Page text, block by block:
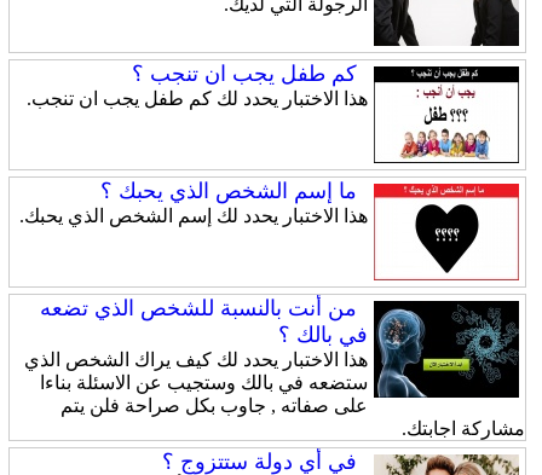
الرجولة التي لديك.
كم طفل يجب ان تنجب ؟
هذا الاختبار يحدد لك كم طفل يجب ان تنجب.
ما إسم الشخص الذي يحبك ؟
هذا الاختبار يحدد لك إسم الشخص الذي يحبك.
من أنت بالنسبة للشخص الذي تضعه
في بالك ؟
هذا الاختبار يحدد لك كيف يراك الشخص الذي
ستضعه في بالك وستجيب عن الاسئلة بناءا
على صفاته , جاوب بكل صراحة فلن يتم
مشاركة اجابتك.
في أي دولة ستتزوج ؟